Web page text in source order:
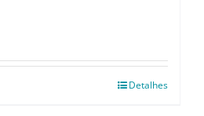
Detalhes